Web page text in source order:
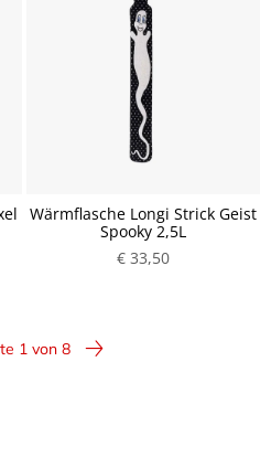
Wärmflasche Longi Strick Geist
Spooky 2,5L
€ 33,50
1 von 8